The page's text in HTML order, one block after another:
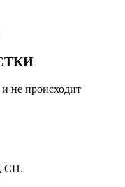
не происходит
СП.